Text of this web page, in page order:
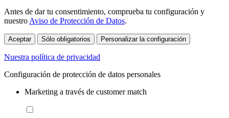
Antes de dar tu consentimiento, comprueba tu configuración y
nuestro Aviso de Protección de Datos.
Aceptar Sólo obligatorios Personalizar la configuración
Nuestra política de privacidad
Configuración de protección de datos personales
Marketing a través de customer match